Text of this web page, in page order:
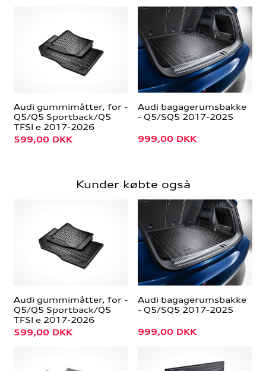
Audi gummimåtter, for -
Q5/Q5 Sportback/Q5
TFSI e 2017-2026
599,00 DKK
Audi bagagerumsbakke
- Q5/SQ5 2017-2025
999,00 DKK
Kunder købte også
Audi gummimåtter, for -
Q5/Q5 Sportback/Q5
TFSI e 2017-2026
599,00 DKK
Audi bagagerumsbakke
- Q5/SQ5 2017-2025
999,00 DKK